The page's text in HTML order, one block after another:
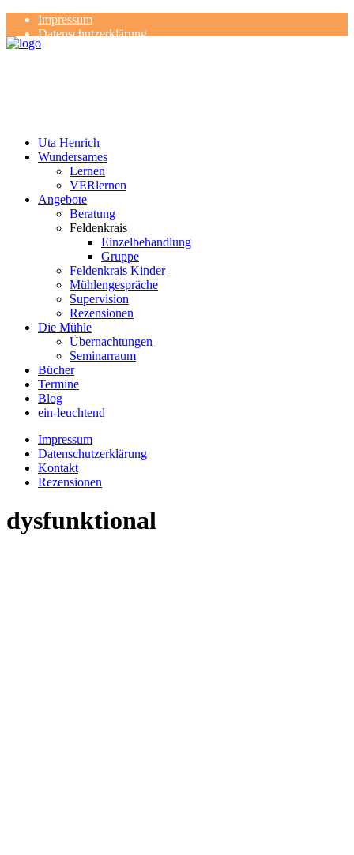
Impressum
Datenschutzerklärung
Kontakt
Uta Henrich
Wundersames
Lernen
VERlernen
Angebote
Beratung
Feldenkrais
Einzelbehandlung
Gruppe
Feldenkrais Kinder
Mühlengespräche
Supervision
Rezensionen
Die Mühle
Übernachtungen
Seminarraum
Bücher
Termine
Blog
ein-leuchtend
Impressum
Datenschutzerklärung
Kontakt
Rezensionen
dysfunktional